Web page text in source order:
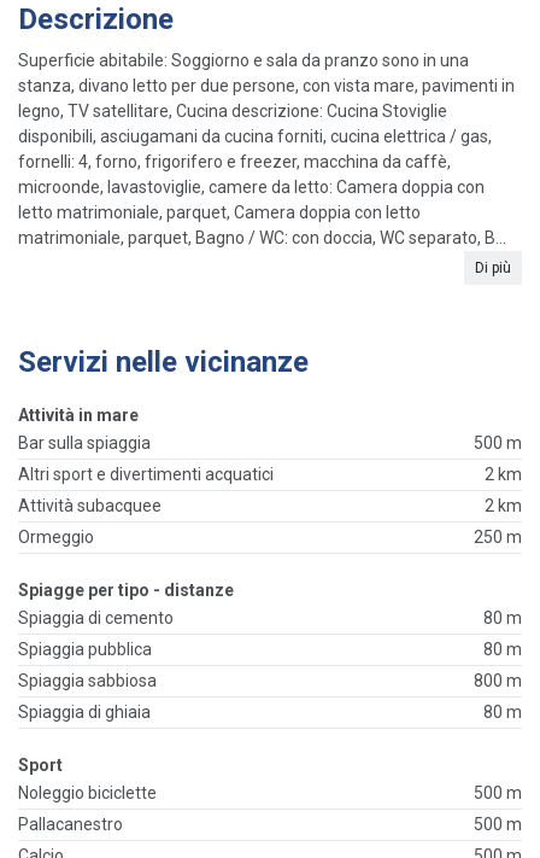
Descrizione
Superficie abitabile: Soggiorno e sala da pranzo sono in una
stanza, divano letto per due persone, con vista mare, pavimenti in
legno, TV satellitare, Cucina descrizione: Cucina Stoviglie
disponibili, asciugamani da cucina forniti, cucina elettrica / gas,
fornelli: 4, forno, frigorifero e freezer, macchina da caffè,
microonde, lavastoviglie, camere da letto: Camera doppia con
letto matrimoniale, parquet, Camera doppia con letto
matrimoniale, parquet, Bagno / WC: con doccia, WC separato, B...
Di più
Servizi nelle vicinanze
Attività in mare
Bar sulla spiaggia
500 m
Altri sport e divertimenti acquatici
2 km
Attività subacquee
2 km
Ormeggio
250 m
Spiagge per tipo - distanze
Spiaggia di cemento
80 m
Spiaggia pubblica
80 m
Spiaggia sabbiosa
800 m
Spiaggia di ghiaia
80 m
Sport
Noleggio biciclette
500 m
Pallacanestro
500 m